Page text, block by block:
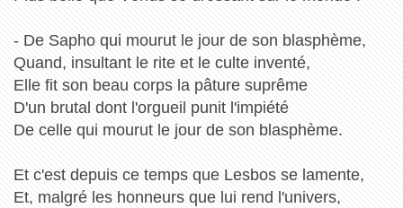
- De Sapho qui mourut le jour de son blasphème,
Quand, insultant le rite et le culte inventé,
Elle fit son beau corps la pâture suprême
D'un brutal dont l'orgueil punit l'impiété
De celle qui mourut le jour de son blasphème.
Et c'est depuis ce temps que Lesbos se lamente,
Et, malgré les honneurs que lui rend l'univers,